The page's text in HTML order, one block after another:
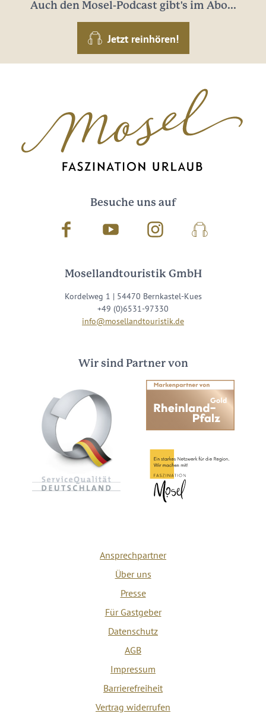
Auch den Mosel-Podcast gibt's im Abo...
Jetzt reinhören!
Besuche uns auf
Facebook Youtube InstagramPodcast
Mosellandtouristik GmbH
Kordelweg 1 | 54470 Bernkastel-Kues
+49 (0)6531-97330
info@mosellandtouristik.de
Wir sind Partner von
Ansprechpartner
Über uns
Presse
Für Gastgeber
Datenschutz
AGB
Impressum
Barrierefreiheit
Vertrag widerrufen